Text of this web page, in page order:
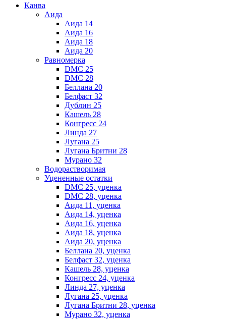
Канва
Аида
Аида 14
Аида 16
Аида 18
Аида 20
Равномерка
DMC 25
DMC 28
Беллана 20
Белфаст 32
Дублин 25
Кашель 28
Конгресс 24
Линда 27
Лугана 25
Лугана Бритни 28
Мурано 32
Водорастворимая
Уцененные остатки
DMC 25, уценка
DMC 28, уценка
Аида 11, уценка
Аида 14, уценка
Аида 16, уценка
Аида 18, уценка
Аида 20, уценка
Беллана 20, уценка
Белфаст 32, уценка
Кашель 28, уценка
Конгресс 24, уценка
Линда 27, уценка
Лугана 25, уценка
Лугана Бритни 28, уценка
Мурано 32, уценка